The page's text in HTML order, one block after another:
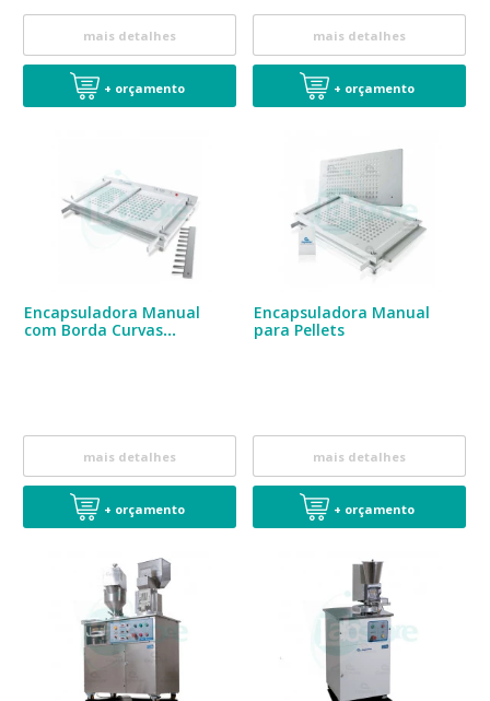
mais detalhes
+ orçamento
mais detalhes
+ orçamento
Encapsuladora Manual
com Borda Curvas
mais detalhes
+ orçamento
Encapsuladora Manual
para Pellets
mais detalhes
+ orçamento